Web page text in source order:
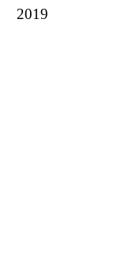
2019